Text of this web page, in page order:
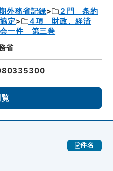
外務省記録
２門 条約
定
４項 財政、経済
会一件 第三巻
省
覧
件名